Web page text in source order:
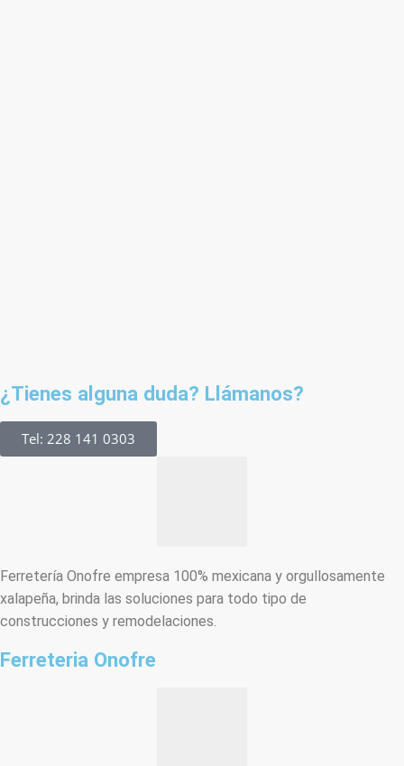
¿Tienes alguna duda? Llámanos?
Tel: 228 141 0303
Ferretería Onofre empresa 100% mexicana y orgullosamente
xalapeña, brinda las soluciones para todo tipo de
construcciones y remodelaciones.
Ferreteria Onofre